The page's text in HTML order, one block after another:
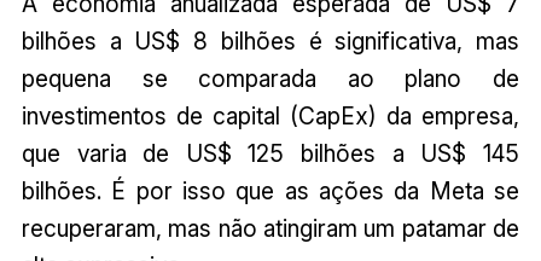
bilhões a US$ 8 bilhões é significativa, mas
pequena se comparada ao plano de
investimentos de capital (CapEx) da empresa,
que varia de US$ 125 bilhões a US$ 145
bilhões. É por isso que as ações da Meta se
recuperaram, mas não atingiram um patamar de